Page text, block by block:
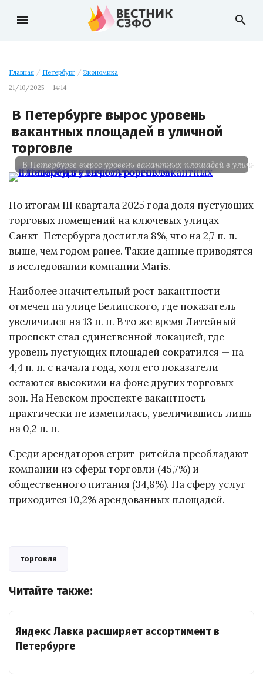
menu search
Главная / Петербург / Экономика
21/10/2025 — 14:14
В Петербурге вырос уровень
вакантных площадей в уличной
торговле
В Петербурге вырос уровень вакантных площадей в
По итогам III квартала 2025 года доля пустующих
торговых помещений на ключевых улицах
Санкт-Петербурга достигла 8%, что на 2,7 п. п.
выше, чем годом ранее. Такие данные приводятся
в исследовании компании Maris.
Наиболее значительный рост вакантности
отмечен на улице Белинского, где показатель
увеличился на 13 п. п. В то же время Литейный
проспект стал единственной локацией, где
уровень пустующих площадей сократился — на
4,4 п. п. с начала года, хотя его показатели
остаются высокими на фоне других торговых
зон. На Невском проспекте вакантность
практически не изменилась, увеличившись лишь
на 0,2 п. п.
Среди арендаторов стрит-ритейла преобладают
компании из сферы торговли (45,7%) и
общественного питания (34,8%). На сферу услуг
приходится 10,2% арендованных площадей.
торговля
Читайте также:
Яндекс Лавка расширяет ассортимент в
Петербурге